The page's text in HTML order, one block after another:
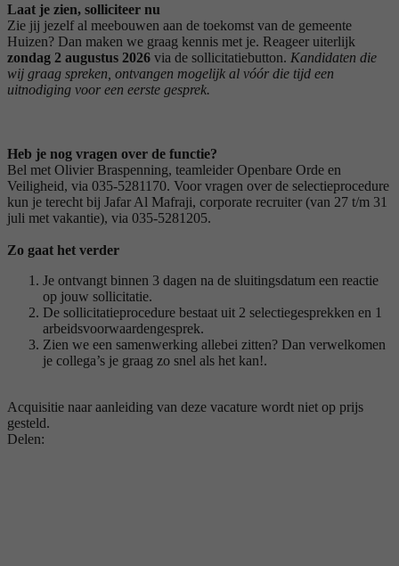
Laat je zien, solliciteer nu
Zie jij jezelf al meebouwen aan de toekomst van de gemeente
Huizen? Dan maken we graag kennis met je. Reageer uiterlijk
zondag 2 augustus 2026 via de sollicitatiebutton. Kandidaten die
wij graag spreken, ontvangen mogelijk al vóór die tijd een
uitnodiging voor een eerste gesprek.
Heb je nog vragen over de functie?
Bel met Olivier Braspenning, teamleider Openbare Orde en
Veiligheid, via 035-5281170. Voor vragen over de selectieprocedure
kun je terecht bij Jafar Al Mafraji, corporate recruiter (van 27 t/m 31
juli met vakantie), via 035-5281205.
Zo gaat het verder
Je ontvangt binnen 3 dagen na de sluitingsdatum een reactie
op jouw sollicitatie.
De sollicitatieprocedure bestaat uit 2 selectiegesprekken en 1
arbeidsvoorwaardengesprek.
Zien we een samenwerking allebei zitten? Dan verwelkomen
je collega’s je graag zo snel als het kan!.
Acquisitie naar aanleiding van deze vacature wordt niet op prijs
gesteld.
Delen: